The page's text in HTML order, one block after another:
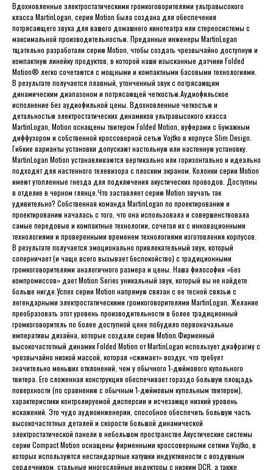
Вдохновленные электростатическими громкоговорителями ультравысокого
класса MartinLogan, серия Motion была создана для обеспечения
потрясающего звука для вашего домашнего кинотеатра или стереосистемы с
максимальной производительностью. Преданные инженеры MartinLogan
тщательно разработали серию Motion, чтобы создать чрезвычайно доступную и
компактную линейку продуктов, в которой наши изысканные датчики Folded
Motion® легко сочетаются с мощными и компактными басовыми технологиями.
В результате получается плавный, утонченный звук с потрясающим
динамическим диапазоном и потрясающей четкостью.Аудиофильское
исполнение без аудиофильной цены. Вдохновленные четкостью и
детальностью электростатических динамиков ультравысокого класса
MartinLogan, Motion оснащены твитером Folded Motion, вуферами с бумажным
диффузором и собственной кроссоверной сетью Vojtko в корпусе Slim Design.
Гибкие варианты установки допускают настольную или настенную установку.
MartinLogan Motion устанавливаются вертикально или горизонтально и идеально
подходят для настенного телевизора с плоским экраном. Колонки серии Motion
имеют утопленные гнезда для подключения акустических проводов. Доступны
в отделке в черном глянце.Что заставляет серию Motion звучать так
удивительно? Собственная команда MartinLogan по проектированию и
проектированию началась с того, что она использовала и совершенствовала
самые передовые и компактные технологии, сочетая их с инновационными
технологиями и проверенными временем технологиями изготовления корпусов.
В результате получается эмоционально привлекательный звук, который
соперничает (и чаще всего вызывает беспокойство) с традиционными
громкоговорителями аналогичного размера и цены. Наша философия «без
компромиссов» дает Motion Series уникальный звук, который вы не найдете
больше нигде.Успех серии Motion напрямую связан с ее тесной связью с
легендарными электростатическими громкоговорителями MartinLogan. Желание
преобразовать этот уровень производительности в более традиционный
громкоговоритель по более доступной цене побудило первоначальные
императивы дизайна, которые создали серию Motion.Фирменный
высокочастотный динамик Folded Motion от MartinLogan использует диафрагму с
чрезвычайно низкой массой, которая «сжимает» воздух, что требует
значительно меньших отклонений, чем у обычного 1-дюймового купольного
твитера. Его сложенная конструкция обеспечивает гораздо большую площадь
поверхности (по сравнению с обычным 1-дюймовым купольным твитером),
характеристики контролируемой дисперсии и исчезающе низкий уровень
искажений. Это чудо аудиоинженерии, способное обеспечить большую часть
высокочастотных деталей и скорости большой динамической
электростатической панели в небольшом пространстве.Акустические системы
серии Compact Motion оснащены фирменными кроссоверными сетями Vojtko, в
которых используются нестандартные катушки индуктивности с воздушным
сердечником, стальные многослойные индукторы с низким DCR, а также